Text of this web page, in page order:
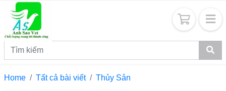
Home Tất cả bài viết Thủy Sản